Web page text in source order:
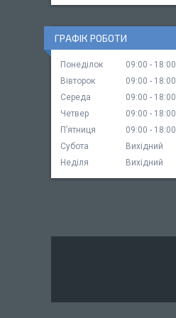
ГРАФІК РОБОТИ
Понеділок 09:00
18:00
Вівторок
09:00
18:00
Середа
09:00
18:00
Четвер
09:00
18:00
Пʼятниця
09:00
18:00
Субота
Вихідний
Неділя
Вихідний